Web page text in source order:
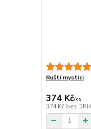
Ruští mystici
374 Kč/ks
374 Kč bez DPH